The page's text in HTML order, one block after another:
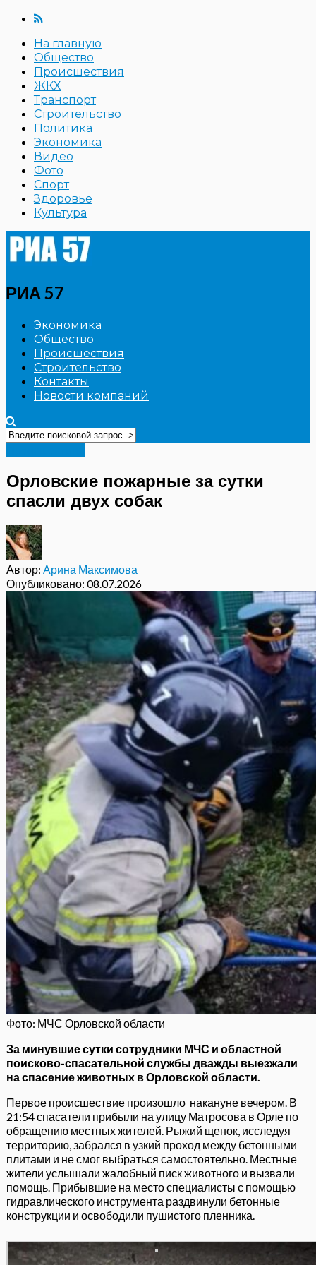
На главную
Общество
Происшествия
ЖКХ
Транспорт
Строительство
Политика
Экономика
Видео
Фото
Спорт
Здоровье
Культура
РИА 57
Экономика
Общество
Происшествия
Строительство
Контакты
Новости компаний
Орловские пожарные за сутки
спасли двух собак
Автор: Арина Максимова
Опубликовано: 08.07.2026
Фото: МЧС Орловской области
За минувшие сутки сотрудники МЧС и областной
поисково-спасательной службы дважды выезжали
на спасение животных в Орловской области.
Первое происшествие произошло накануне вечером. В
21:54 спасатели прибыли на улицу Матросова в Орле по
обращению местных жителей. Рыжий щенок, исследуя
территорию, забрался в узкий проход между бетонными
плитами и не смог выбраться самостоятельно. Местные
жители услышали жалобный писк животного и вызвали
помощь. Прибывшие на место специалисты с помощью
гидравлического инструмента раздвинули бетонные
конструкции и освободили пушистого пленника.